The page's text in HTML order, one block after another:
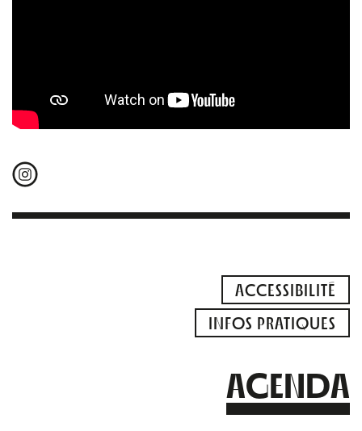
ACCESSIBILITÉ
INFOS PRATIQUES
AGENDA